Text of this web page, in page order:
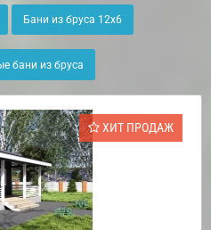
Бани из бруса 12х6
бани из бруса
ХИТ ПРОДАЖ